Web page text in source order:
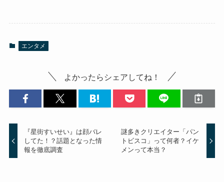
エンタメ
よかったらシェアしてね！
『星街すいせい』は顔バレ
してた！？話題となった情
報を徹底調査
謎多きクリエイター「パン
トビスコ」って何者？イケ
メンって本当？